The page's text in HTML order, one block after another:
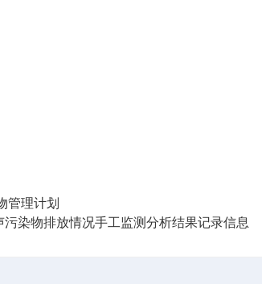
管理计划
染物排放情况手工监测分析结果记录信息